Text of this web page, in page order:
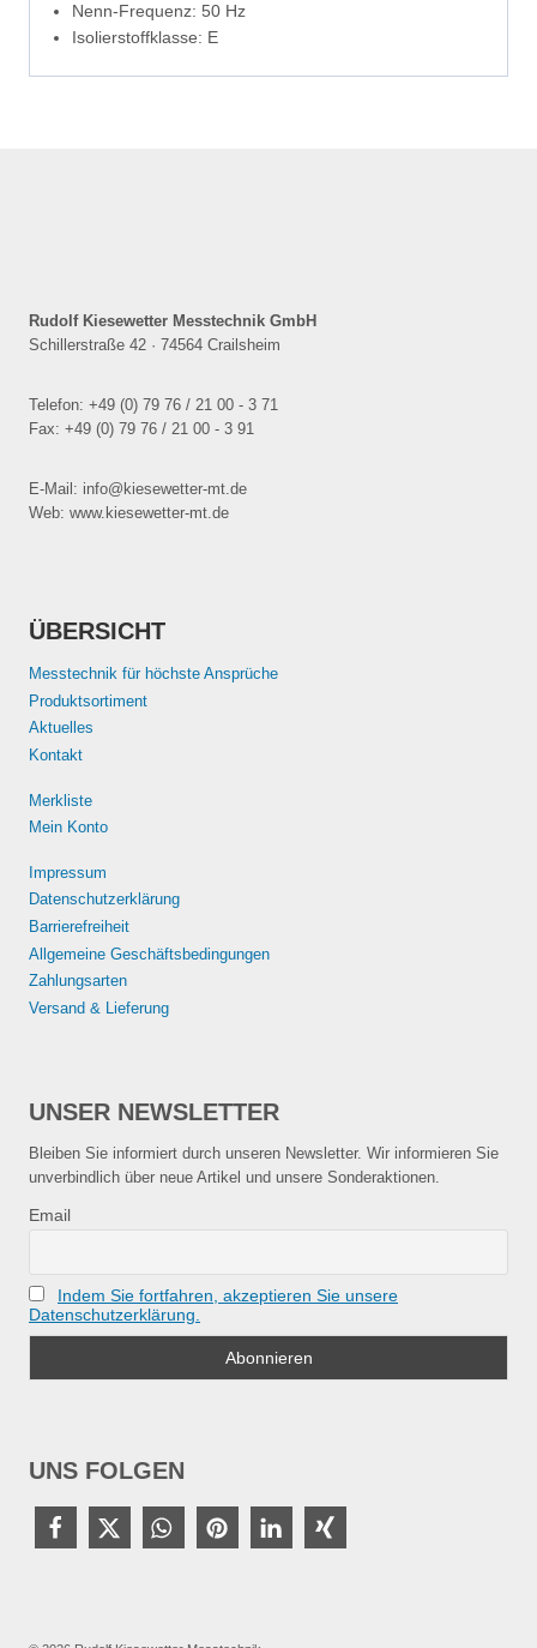
Nenn-Frequenz: 50 Hz
Isolierstoffklasse: E
Rudolf Kiesewetter Messtechnik GmbH
Schillerstraße 42 · 74564 Crailsheim
Telefon: +49 (0) 79 76 / 21 00 - 3 71
Fax: +49 (0) 79 76 / 21 00 - 3 91
E-Mail: info@kiesewetter-mt.de
Web: www.kiesewetter-mt.de
ÜBERSICHT
Messtechnik für höchste Ansprüche
Produktsortiment
Aktuelles
Kontakt
Merkliste
Mein Konto
Impressum
Datenschutzerklärung
Barrierefreiheit
Allgemeine Geschäftsbedingungen
Zahlungsarten
Versand & Lieferung
UNSER NEWSLETTER
Bleiben Sie informiert durch unseren Newsletter. Wir informieren Sie
unverbindlich über neue Artikel und unsere Sonderaktionen.
Email
Indem Sie fortfahren, akzeptieren Sie unsere
Datenschutzerklärung.
UNS FOLGEN